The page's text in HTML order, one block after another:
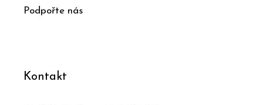
Podpořte nás
Kontakt